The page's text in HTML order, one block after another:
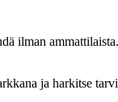
ilman
ja harkitse